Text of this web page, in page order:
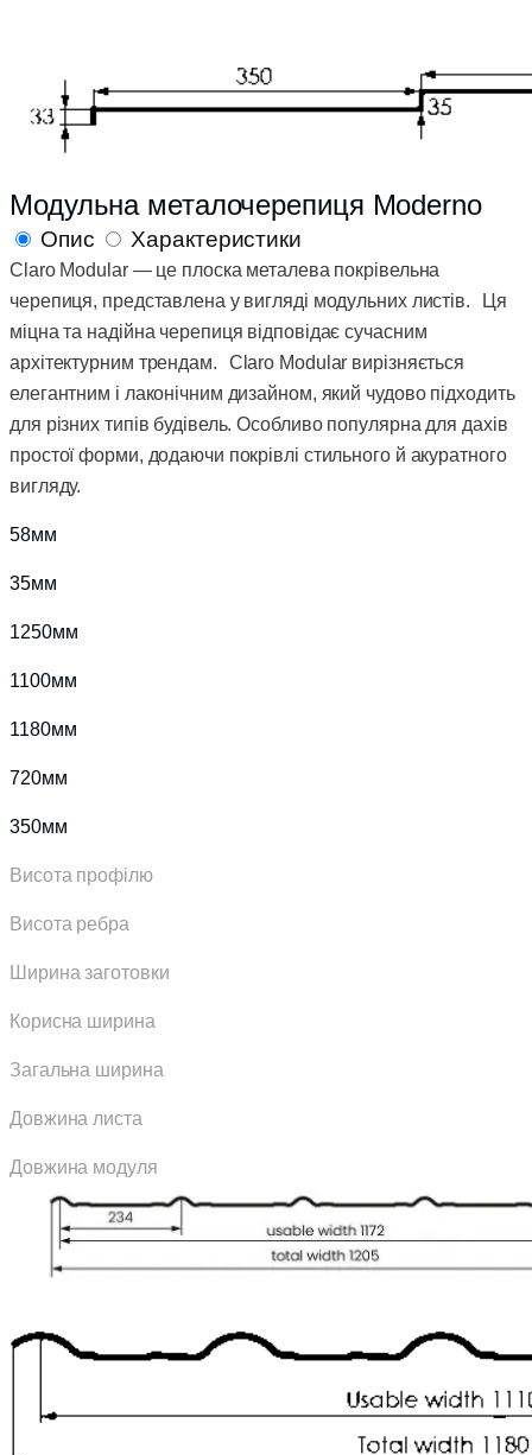
Модульна металочерепиця Moderno
Опис Характеристики
Claro Modular — це плоска металева покрівельна
черепиця, представлена у вигляді модульних листів. Ця
міцна та надійна черепиця відповідає сучасним
архітектурним трендам. Claro Modular вирізняється
елегантним і лаконічним дизайном, який чудово підходить
для різних типів будівель. Особливо популярна для дахів
простої форми, додаючи покрівлі стильного й акуратного
вигляду.
58мм
35мм
1250мм
1100мм
1180мм
720мм
350мм
Висота профілю
Висота ребра
Ширина заготовки
Корисна ширина
Загальна ширина
Довжина листа
Довжина модуля